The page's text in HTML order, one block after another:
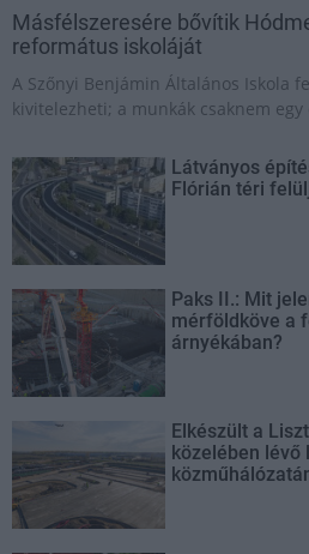
Másfélszeresére bővítik
református iskoláját
A Szőnyi Benjámin Általános Iskola
kivitelezheti; a munkák csaknem egy
Látványos
Flórián téri
Paks II.: Mit
mérföldköve a
árnyékában?
Elkészült a
közelében lévő